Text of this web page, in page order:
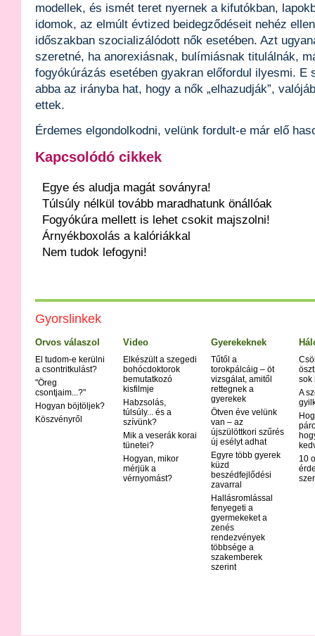
modellek, és ismét teret nyernek a kifutókban,
idomok, az elmúlt évtized beidegződéseit nehéz
időszakban szocializálódott nők esetében. Azt
szeretné, ha anorexiásnak, bulímiásnak titulálnák,
fogyókúrázás esetében gyakran előfordul ilyesmi. E
abba az irányba hat, hogy a nők „elhazudják”,
ettek.
Érdemes elgondolkodni, velünk fordult-e már elő
Kapcsolódó cikkek
Egye és aludja magát soványra!
Túlsúly nélkül tovább maradhatunk önállóak
Fogyókúra mellett is lehet csokit majszolni!
Árnyékboxolás a kalóriákkal
Nem tudok lefogyni!
Gyorslinkek
Orvos válaszol
El tudom-e kerülni
a csontritkulást?
"Öreg
csontjaim...?"
Hogyan böjtöljek?
Köszvényről
Video
Elkészült a szegedi
bohócdoktorok
bemutatkozó
kisfilmje
Habzsolás,
túlsúly... és a
szívünk?
Mik a veserák korai
tünetei?
Hogyan, mikor
mérjük a
vérnyomást?
Gyerekeknek
Tűtől a
torokpálcáig – öt
vizsgálat, amitől
rettegnek a
gyerekek
Ötven éve velünk
van – az
újszülöttkori szűrés
új esélyt adhat
Egyre több gyerek
küzd
beszédfejlődési
zavarral
Hallásromlással
fenyegeti a
gyermekeket a
zenés
rendezvények
többsége a
szakemberek
szerint
sok
A
10